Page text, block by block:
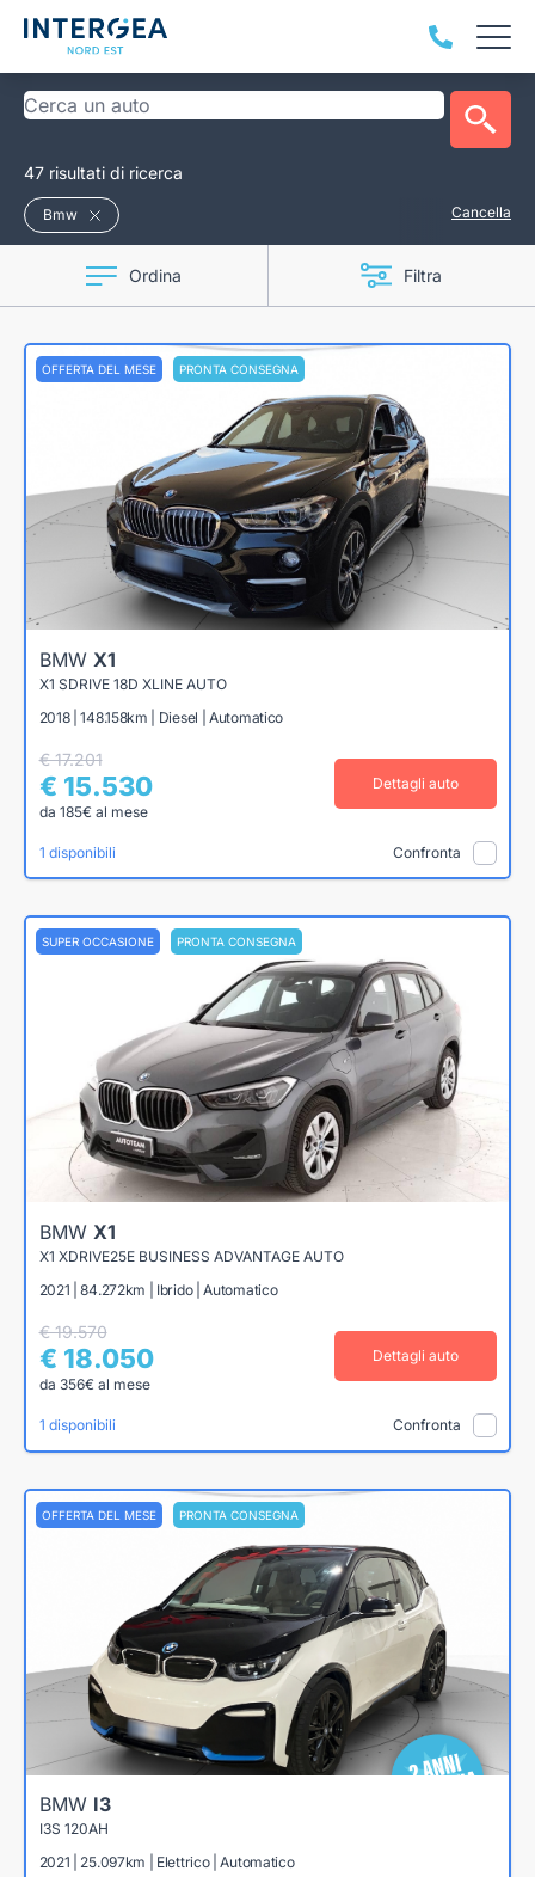
47 risultati di ricerca
Bmw Cancella
Ordina Filtra
OFFERTA DEL MESE PRONTA CONSEGNA
BMW X1
X1 SDRIVE 18D XLINE AUTO
2018 | 148.158km | Diesel | Automatico
€ 17.201
€ 15.530
da 185€ al mese
Dettagli auto
1 disponibili Confronta
SUPER OCCASIONE PRONTA CONSEGNA
BMW X1
X1 XDRIVE25E BUSINESS ADVANTAGE AUTO
2021 | 84.272km | Ibrido | Automatico
€ 19.570
€ 18.050
da 356€ al mese
Dettagli auto
1 disponibili Confronta
OFFERTA DEL MESE PRONTA CONSEGNA
BMW I3
I3S 120AH
2021 | 25.097km | Elettrico | Automatico